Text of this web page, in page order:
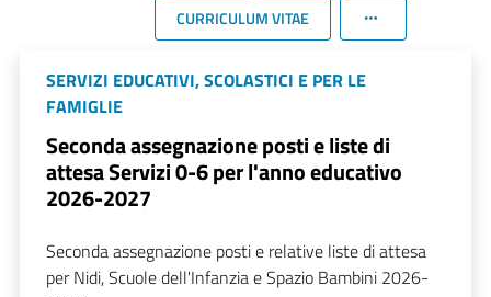
CURRICULUM VITAE
SERVIZI EDUCATIVI, SCOLASTICI E PER LE
FAMIGLIE
Seconda assegnazione posti e liste di
attesa Servizi 0-6 per l'anno educativo
2026-2027
Seconda assegnazione posti e relative liste di attesa
per Nidi, Scuole dell'Infanzia e Spazio Bambini 2026-